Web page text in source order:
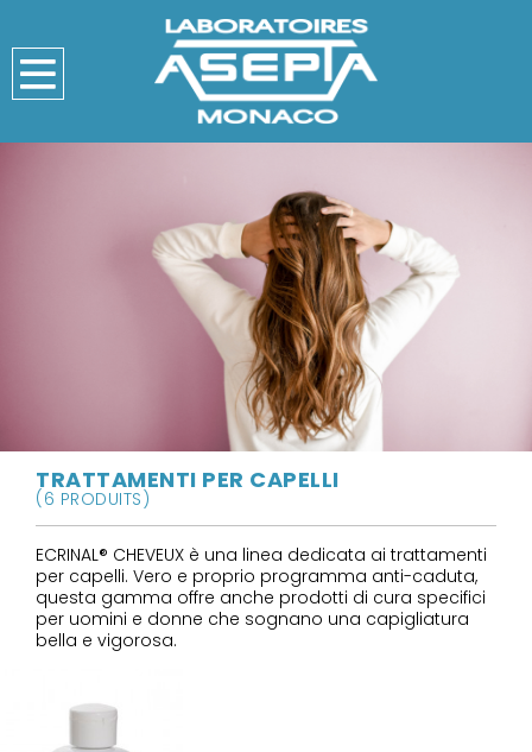
TRATTAMENTI PER CAPELLI
(6 PRODUITS)
ECRINAL® CHEVEUX è una linea dedicata ai trattamenti
per capelli. Vero e proprio programma anti-caduta,
questa gamma offre anche prodotti di cura specifici
per uomini e donne che sognano una capigliatura
bella e vigorosa.